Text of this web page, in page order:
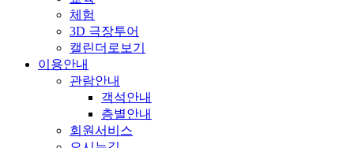
체험
3D 극장투어
캘린더로보기
이용안내
관람안내
객석안내
층별안내
회원서비스